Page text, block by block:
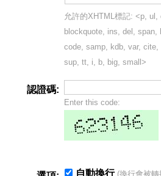
允許的XHTML標記: <p,
blockquote, ins, del, span,
code, samp, kdb, var, cite,
sup, tt, i, b, big, small>
認證碼:
Enter this code:
自動換行 (換行會被